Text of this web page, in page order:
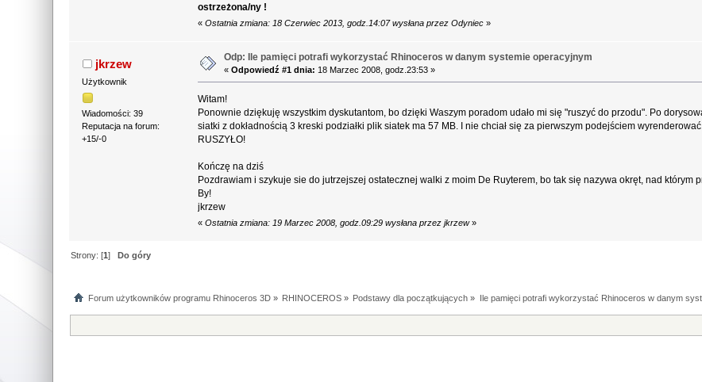
ostrzeżona/ny !
«Ostatnia zmiana: 18 Czerwiec 2013, godz.14:07 wysłana przez Odyniec »
jkrzew
Użytkownik
Wiadomości: 39
Reputacja na forum:
+15/-0
Odp: Ile pamięci potrafi wykorzystać Rhinoceros w danym systemie operacyjnym
« Odpowiedź #1 dnia: 18 Marzec 2008, godz.23:53 »
Witam!
Ponownie dziękuję wszystkim dyskutantom, bo dzięki Waszym poradom udało mi się "ruszyć do przodu". Po
siatki z dokładnością 3 kreski podziałki plik siatek ma 57 MB. I nie chciał się za pierwszym podejściem
RUSZYŁO!
Kończę na dziś
Pozdrawiam i szykuje sie do jutrzejszej ostatecznej walki z moim De Ruyterem, bo tak się nazywa okręt, nad którym
By!
jkrzew
«Ostatnia zmiana: 19 Marzec 2008, godz.09:29 wysłana przez jkrzew»
Strony: [1]Do góry
Forum użytkowników programu Rhinoceros 3D» RHINOCEROS » Podstawy dla początkujących » Ile pamięci potrafi wykorzystać Rhinoceros w danym